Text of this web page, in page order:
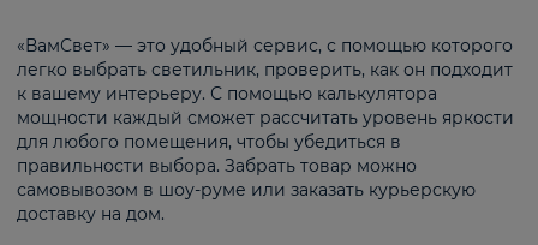
«ВамСвет» — это удобный сервис, с помощью которого
легко выбрать светильник, проверить, как он подходит
к вашему интерьеру. С помощью калькулятора
мощности каждый сможет рассчитать уровень яркости
для любого помещения, чтобы убедиться в
правильности выбора. Забрать товар можно
самовывозом в шоу-руме или заказать курьерскую
доставку на дом.